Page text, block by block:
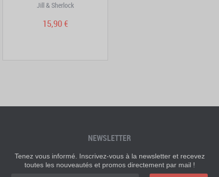
Jill & Sherlock
15,90 €
NEWSLETTER
Tenez vous informé. Inscrivez-vous à la newsletter et recevez
toutes les nouveautés et promos directement par mail !